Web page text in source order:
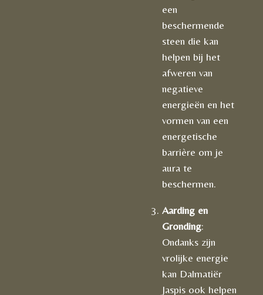
een
beschermende
steen die kan
helpen bij het
afweren van
negatieve
energieën en het
vormen van een
energetische
barrière om je
aura te
beschermen.
Aarding en
Gronding:
Ondanks zijn
vrolijke energie
kan Dalmatiër
Jaspis ook helpen